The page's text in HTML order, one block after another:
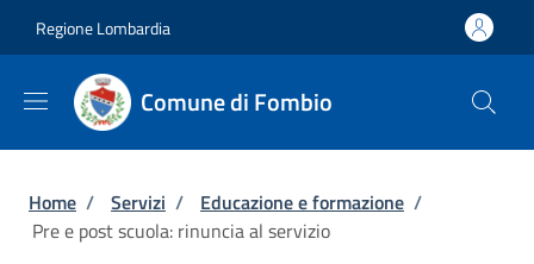
Regione Lombardia
Comune di Fombio
Briciole di pane
Home / Servizi / Educazione e formazione /
Pre e post scuola: rinuncia al servizio